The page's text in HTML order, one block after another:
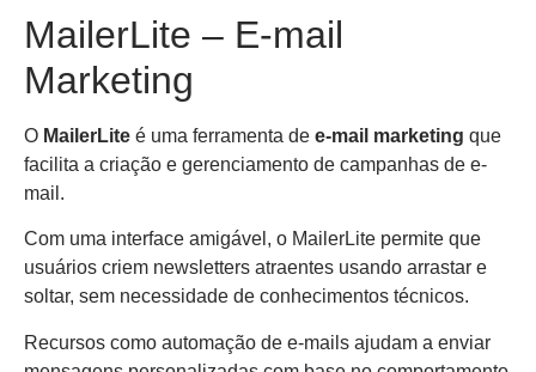
MailerLite – E-mail
Marketing
O MailerLite é uma ferramenta de e-mail marketing que
facilita a criação e gerenciamento de campanhas de e-
mail.
Com uma interface amigável, o MailerLite permite que
usuários criem newsletters atraentes usando arrastar e
soltar, sem necessidade de conhecimentos técnicos.
Recursos como automação de e-mails ajudam a enviar